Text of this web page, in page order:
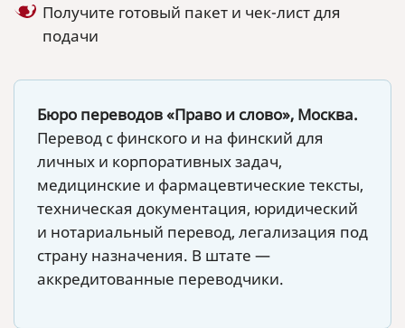
Получите готовый пакет и чек-лист для
подачи
Бюро переводов «Право и слово», Москва.
Перевод с финского и на финский для
личных и корпоративных задач,
медицинские и фармацевтические тексты,
техническая документация, юридический
и нотариальный перевод, легализация под
страну назначения. В штате —
аккредитованные переводчики.